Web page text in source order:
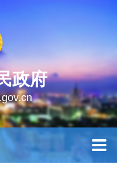
政府